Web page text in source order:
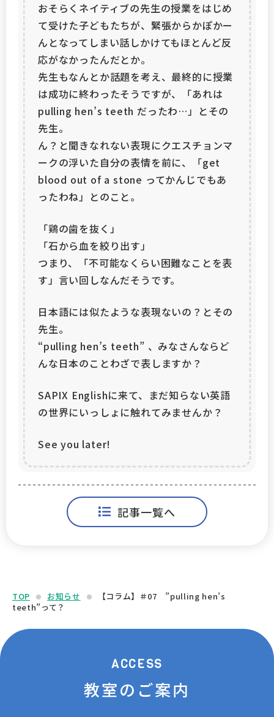
おそらくネイティブの先生の授業をはじめ
て受けた子どもたちが、緊張からかぽかー
んとなってしまい話しかけてもほとんど反
応がなかったんだとか。
先生もなんとか話題を考え、最終的に授業
は成功に終わったそうですが、「あれは
pulling hen’s teeth だったわ…」とその
先生。
ん？と聞きなれない表現にクエスチョンマ
ークの浮いた自分の表情を前に、「get
blood out of a stone ってかんじでもあ
ったわね」とのこと。
「鶏の歯を抜く」
「石から血を絞り出す」
つまり、「不可能なくらい困難なことを表
す」言い回しなんだそうです。
日本語には似たような表現ないの？とその
先生。
“pulling hen’s teeth” 、みなさんならど
んな日本のことわざで表しますか？
SAPIX Englishに来て、まだ知らない英語
の世界にいっしょに触れてみませんか？
See you later!
記事一覧へ
TOP お知らせ
【コラム】＃07 ”pulling hen’s
teeth”って？
ACCESS
教室のご案内